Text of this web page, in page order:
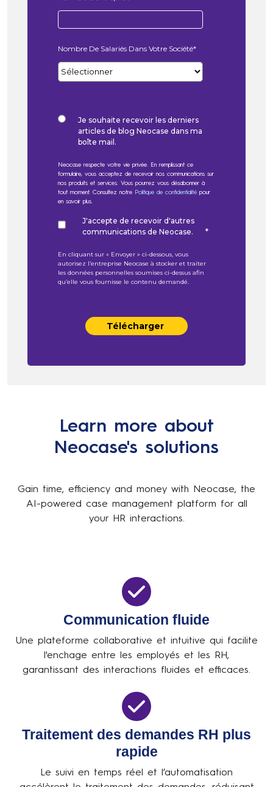
Nombre De Salariés Dans Votre Société*
Je souhaite recevoir les derniers
articles de blog Neocase dans ma
boîte mail.
Neocase respecte votre vie privée. En remplissant ce
formulaire, vous acceptez de recevoir nos communications sur
nos produits et services. Vous pourrez vous désabonner à
tout moment. Consultez notre Politique de confidentialitépour
en savoir plus.
J'accepte de recevoir d'autres
communications de Neocase.
*
En cliquant sur « Envoyer » ci-dessous, vous
autorisez l’entreprise Neocase à stocker et traiter
les données personnelles soumises ci-dessus afin
qu’elle vous fournisse le contenu demandé.
Learn more about
Neocase's solutions
Gain time, efficiency and money with Neocase, the
AI-powered case management platform for all
your HR interactions.
Communication fluide
Une plateforme collaborative et intuitive qui facilite
l'enchage entre les employés et les RH,
garantissant des interactions fluides et efficaces.
Traitement des demandes RH plus
rapide
Le suivi en temps réel et l’automatisation